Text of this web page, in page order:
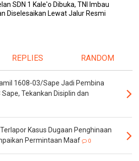
SDN 1 Kale'o Dibuka, TNI Imbau
Diselesaikan Lewat Jalur Resmi
REPLIES RANDOM
1608-03/Sape Jadi Pembina
Tekankan Disiplin dan
Kasus Dugaan Penghinaan
Permintaan Maaf
0